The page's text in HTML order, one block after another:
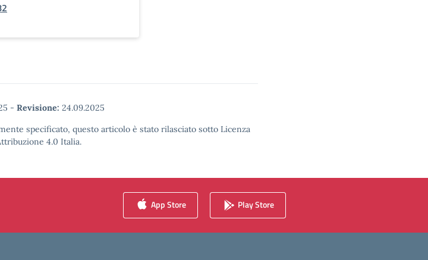
- Revisione: 24.09.2025
specificato, questo articolo è stato rilasciato sotto Licenza
4.0 Italia.
App Store Play Store